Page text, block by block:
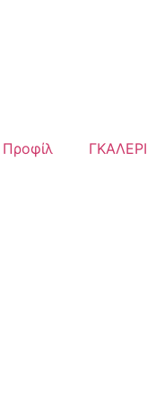
Προφίλ ΓΚΑΛΕΡΙ